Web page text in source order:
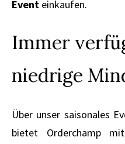
Event einkaufen.
Immer
niedrige
Über unser saisonales
bietet Orderchamp